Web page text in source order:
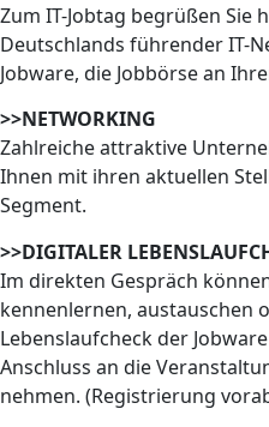
Zum IT-Jobtag begrüßen Sie
Deutschlands führender IT-
Jobware, die Jobbörse an
>>NETWORKING
Zahlreiche attraktive
Ihnen mit ihren aktuellen
Segment.
>>DIGITALER
Im direkten Gespräch
kennenlernen, austauschen
Lebenslaufcheck der
Anschluss an die
nehmen. (Registrierung